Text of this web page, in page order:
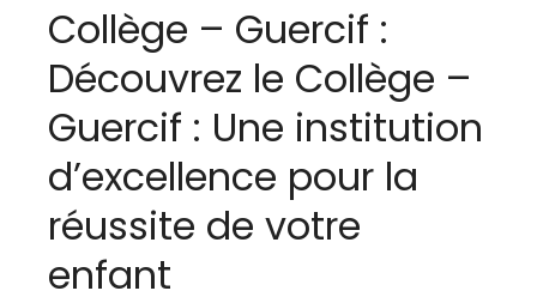
Collège – Guercif :
Découvrez le Collège –
Guercif : Une institution
d’excellence pour la
réussite de votre
enfant